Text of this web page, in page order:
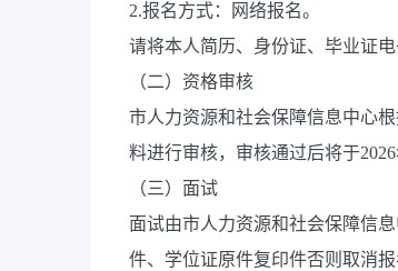
2.报名方式：网络报名。
请将本人简历、身份证、毕业证电
（二）资格审核
市人力资源和社会保障信息中心
料进行审核，审核通过后将于
（三）面试
面试由市人力资源和社会保障信
件、学位证原件复印件否则取消报